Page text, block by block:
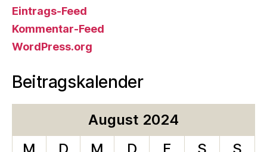
Eintrags-Feed
Kommentar-Feed
WordPress.org
Beitragskalender
August 2024
M
D M D F S S